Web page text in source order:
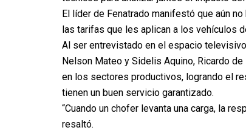
El líder de Fenatrado manifestó que aún
las tarifas que les aplican a los vehículos
Al ser entrevistado en el espacio
Nelson Mateo y Sidelis Aquino, Ricardo
en los sectores productivos, logrando el
tienen un buen servicio garantizado.
“Cuando un chofer levanta una carga, la
resaltó.